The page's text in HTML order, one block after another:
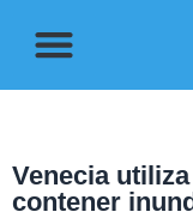
Venecia
contener